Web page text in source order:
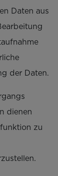
Daten aus
der Daten.
dienen
zu